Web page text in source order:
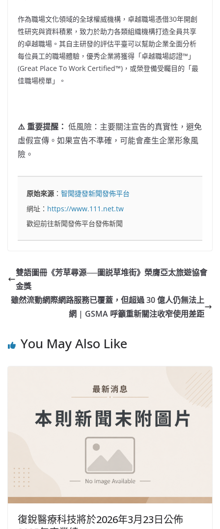
作為職場文化領域的全球權威機構，卓越職場憑借30年開創
性研究與資料積累，致力於助力各類組織機構打造全員共享
的卓越職場。其自主研發的評估平臺可以幫助企業全面分析
每位員工的職場體驗，優秀企業將獲得「卓越職場認證™」
(Great Place To Work Certified™)，或榮登備受矚目的「最
佳職場榜單」。
⚠️ 重要提醒： 低風險：主要關注宣告的真實性，避免
虛假宣傳。如果宣告不準確，可能會產生企業形象風
險。
原始來源 ：智聞捷發新聞發佈平台
網址： https://www.111.net.tw
歡迎前往新聞發佈平台發佈新聞
雙語圖冊《芳草尋源──圖説草堆街》榮膺亞太旅遊協會
金獎
雖然流動網際網路服務已覆蓋，但超過 30 億人仍無法上
網 | GSMA 呼籲重新關注收窄使用差距
You May Also Like
復銳醫療科技將於2026年3月23日公佈